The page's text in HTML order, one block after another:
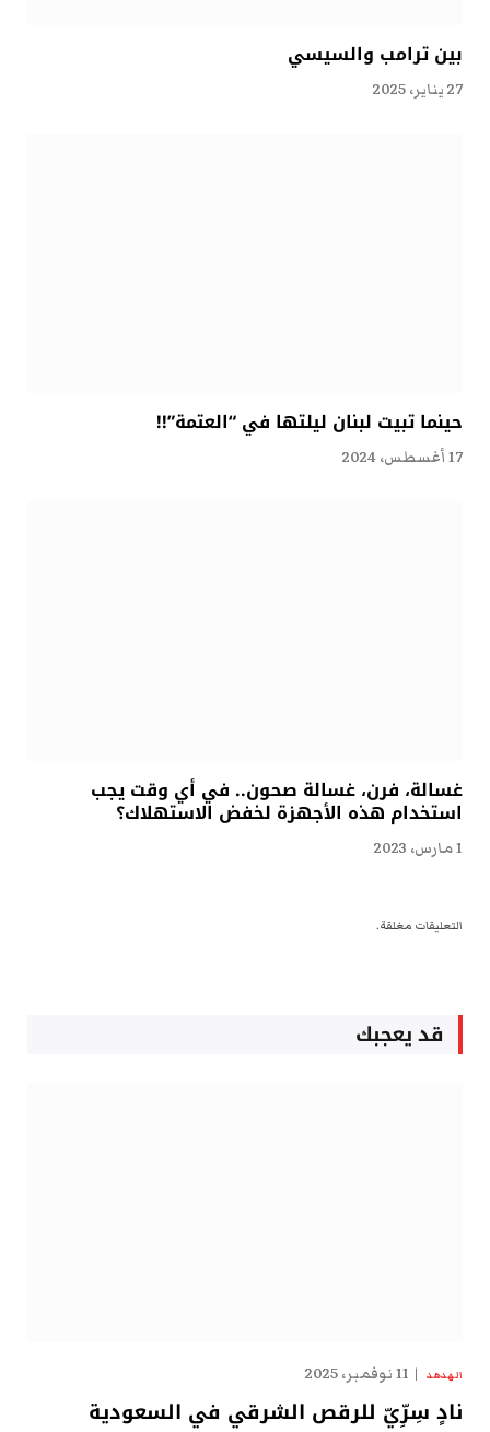
بين ترامب والسيسي
27 يناير، 2025
حينما تبيت لبنان ليلتها في “العتمة”!!
17 أغسطس، 2024
غسالة، فرن، غسالة صحون.. في أي وقت يجب
استخدام هذه الأجهزة لخفض الاستهلاك؟
1 مارس، 2023
التعليقات مغلقة.
قد يعجبك
الهدهد 11 نوفمبر، 2025
نادٍ سِرِّيّ للرقص الشرقي في السعودية